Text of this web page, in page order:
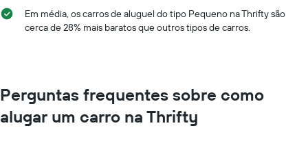
Em média, os carros de aluguel do tipo Pequeno na Thrifty são
cerca de 28% mais baratos que outros tipos de carros.
Perguntas frequentes sobre como
alugar um carro na Thrifty